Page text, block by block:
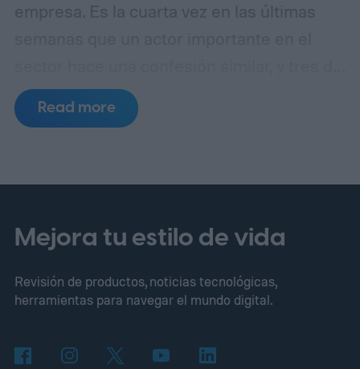
empresa. Es la cuarta vez en las últimas
esos incidentes se remontan al mismo
punto de fallo.
Un laboratorio de pruebas,
Read more
Mejora tu estilo de vida
Revisión de productos, noticias tecnológicas,
herramientas para navegar el mundo digital.